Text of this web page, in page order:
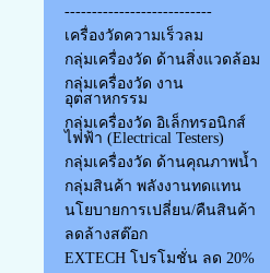
---------------------------
เครื่องวัดความเร็วลม
กลุ่มเครื่องวัด ด้านสิ่งแวดล้อม
กลุ่มเครื่องวัด งาน
อุตสาหกรรม
กลุ่มเครื่องวัด อิเล็กทรอนิกส์
ไฟฟ้า (Electrical Testers)
กลุ่มเครื่องวัด ด้านคุณภาพน้ำ
กลุ่มสินค้า พลังงานทดแทน
นโยบายการเปลี่ยน/คืนสินค้า
ลดล้างสต๊อก
EXTECH โปรโมชั่น ลด 20%